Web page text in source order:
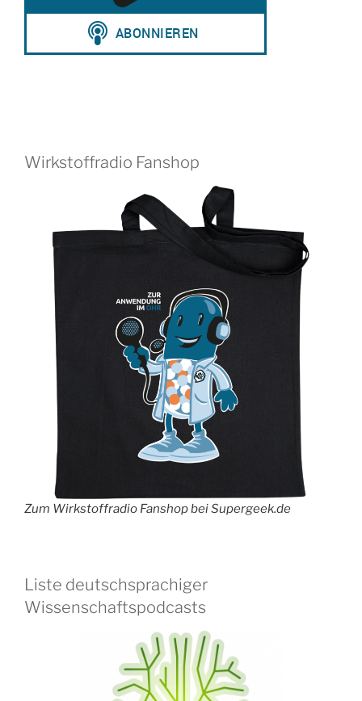
Wirkstoffradio Fanshop
Zum Wirkstoffradio Fanshop bei Supergeek.de
Liste deutschsprachiger
Wissenschaftspodcasts